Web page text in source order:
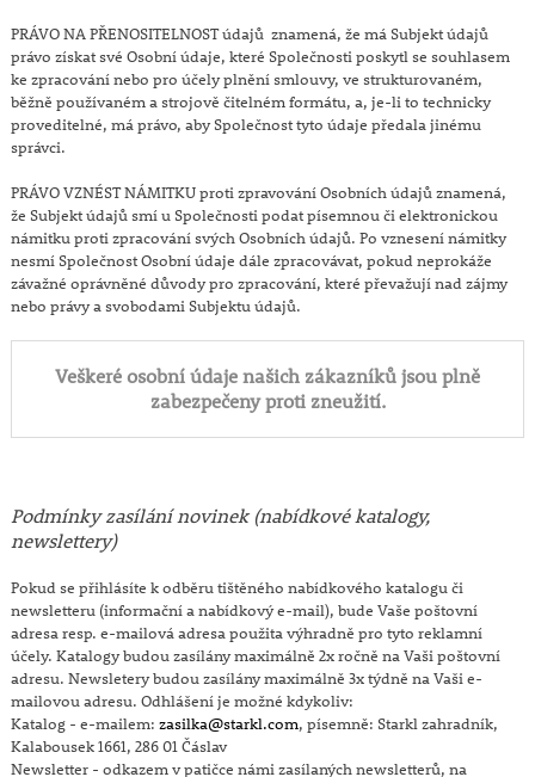
PRÁVO NA PŘENOSITELNOST údajů znamená, že má Subjekt údajů
právo získat své Osobní údaje, které Společnosti poskytl se souhlasem
ke zpracování nebo pro účely plnění smlouvy, ve strukturovaném,
běžně používaném a strojově čitelném formátu, a, je-li to technicky
proveditelné, má právo, aby Společnost tyto údaje předala jinému
správci.
PRÁVO VZNÉST NÁMITKU proti zpravování Osobních údajů znamená,
že Subjekt údajů smí u Společnosti podat písemnou či elektronickou
námitku proti zpracování svých Osobních údajů. Po vznesení námitky
nesmí Společnost Osobní údaje dále zpracovávat, pokud neprokáže
závažné oprávněné důvody pro zpracování, které převažují nad zájmy
nebo právy a svobodami Subjektu údajů.
Veškeré osobní údaje našich zákazníků jsou plně
zabezpečeny proti zneužití.
Podmínky zasílání novinek (nabídkové katalogy,
newslettery)
Pokud se přihlásíte k odběru tištěného nabídkového katalogu či
newsletteru (informační a nabídkový e-mail), bude Vaše poštovní
adresa resp. e-mailová adresa použita výhradně pro tyto reklamní
účely. Katalogy budou zasílány maximálně 2x ročně na Vaši poštovní
adresu. Newsletery budou zasílány maximálně 3x týdně na Vaši e-
mailovou adresu. Odhlášení je možné kdykoliv:
Katalog - e-mailem: zasilka@starkl.com, písemně: Starkl zahradník,
Kalabousek 1661, 286 01 Čáslav
Newsletter - odkazem v patičce námi zasílaných newsletterů, na